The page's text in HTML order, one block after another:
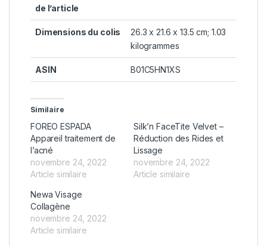
de l’article
Dimensions du colis
‎26.3 x 21.6 x 13.5 cm; 1.03
kilogrammes
ASIN ‎B01C5HN1XS
Similaire
FOREO ESPADA
Appareil traitement de
l’acné
novembre 24, 2022
Article similaire
Silk’n FaceTite Velvet –
Réduction des Rides et
Lissage
novembre 24, 2022
Article similaire
Newa Visage
Collagène
novembre 24, 2022
Article similaire